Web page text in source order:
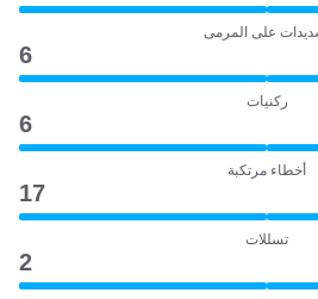
على المرمى
6
ركنيات
6
أخطاء مرتكبة
17
تسللات
2